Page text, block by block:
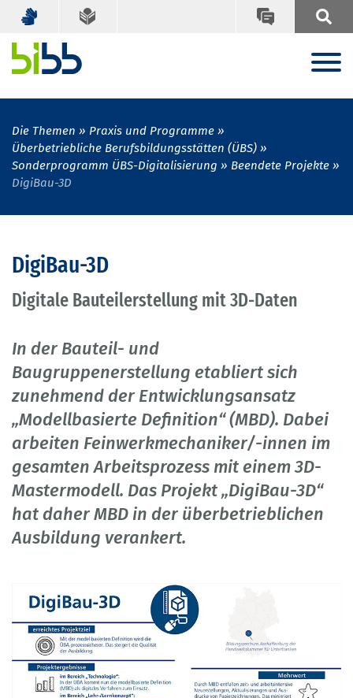
Die Themen
Praxis und Programme
Überbetriebliche Berufsbildungsstätten (ÜBS)
Sonderprogramm ÜBS-Digitalisierung
Beendete Projekte
DigiBau-3D
DigiBau-3D
Digitale Bauteilerstellung mit 3D-Daten
In der Bauteil- und
Baugruppenerstellung etabliert sich
zunehmend der Entwicklungsansatz
„Modellbasierte Definition“ (MBD). Dabei
arbeiten Feinwerkmechaniker/-innen im
gesamten Arbeitsprozess mit einem 3D-
Mastermodell. Das Projekt „DigiBau-3D“
hat daher MBD in der überbetrieblichen
Ausbildung verankert.